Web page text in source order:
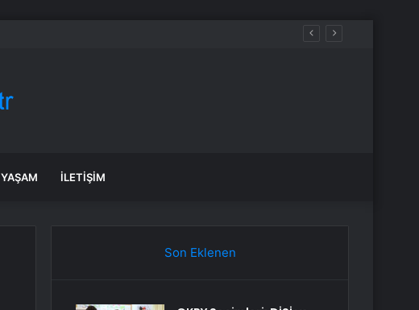
YAŞAM İLETIŞIM
Son Eklenen